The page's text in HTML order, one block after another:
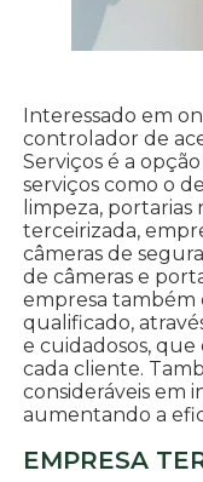
Interessado em
controlador de
Serviços é a
serviços como o
limpeza,
terceirizada,
câmeras de
de câmeras e
empresa
qualificado,
e cuidadosos,
cada cliente.
consideráveis em
aumentando a
EMPRESA